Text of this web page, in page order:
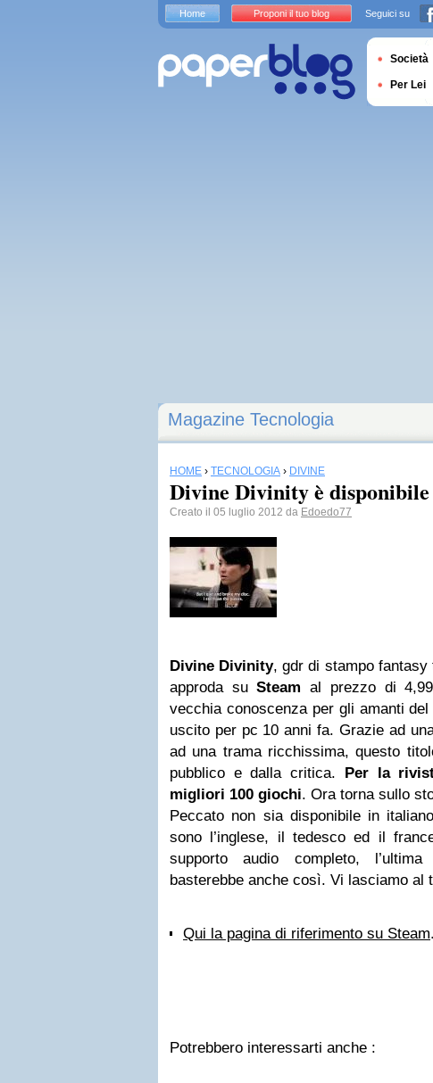
Magazine Tecnologia
HOME › TECNOLOGIA › DIVINE
Divine Divinity è disponibile
Creato il 05 luglio 2012 da Edoedo77
Divine Divinity, gdr di stampo fantasy
approda suSteam al prezzo di
vecchia conoscenza per gli amanti
uscito per pc 10 anni fa. Grazie ad
ad una trama ricchissima, questo
pubblico e dalla critica. Per la
migliori 100 giochi. Ora torna sullo
Peccato non sia disponibile in
sono l’inglese, il tedesco ed il
supporto audio completo,
basterebbe anche così. Vi lasciamo al
Qui la pagina di riferimento su Steam.
Potrebbero interessarti anche :
Home Proponi il tuo blog Seguici su
Società
Per Lei